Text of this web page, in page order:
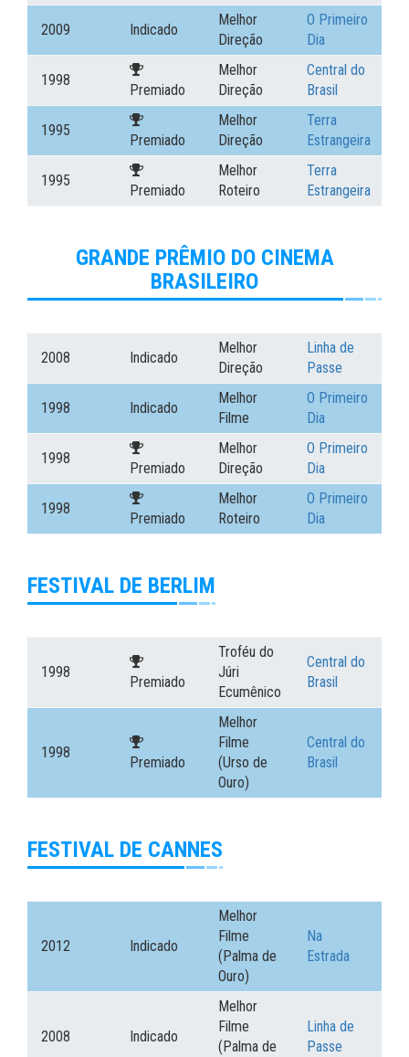
2009 Indicado
Melhor
Direção
O Primeiro
Dia
1998
Premiado
Melhor
Direção
Central do
Brasil
1995
Premiado
Melhor
Direção
Terra
Estrangeira
1995
Premiado
Melhor
Roteiro
Terra
Estrangeira
GRANDE PRÊMIO DO CINEMA
BRASILEIRO
2008 Indicado
Melhor
Direção
Linha de
Passe
1998 Indicado
Melhor
Filme
O Primeiro
Dia
1998
Premiado
Melhor
Direção
O Primeiro
Dia
1998
Premiado
Melhor
Roteiro
O Primeiro
Dia
FESTIVAL DE BERLIM
1998
Premiado
Troféu do
Júri
Ecumênico
Central do
Brasil
1998
Premiado
Melhor
Filme
(Urso de
Ouro)
Central do
Brasil
FESTIVAL DE CANNES
2012 Indicado
Melhor
Filme
(Palma de
Ouro)
Na
Estrada
2008 Indicado
Melhor
Filme
(Palma de
Linha de
Passe